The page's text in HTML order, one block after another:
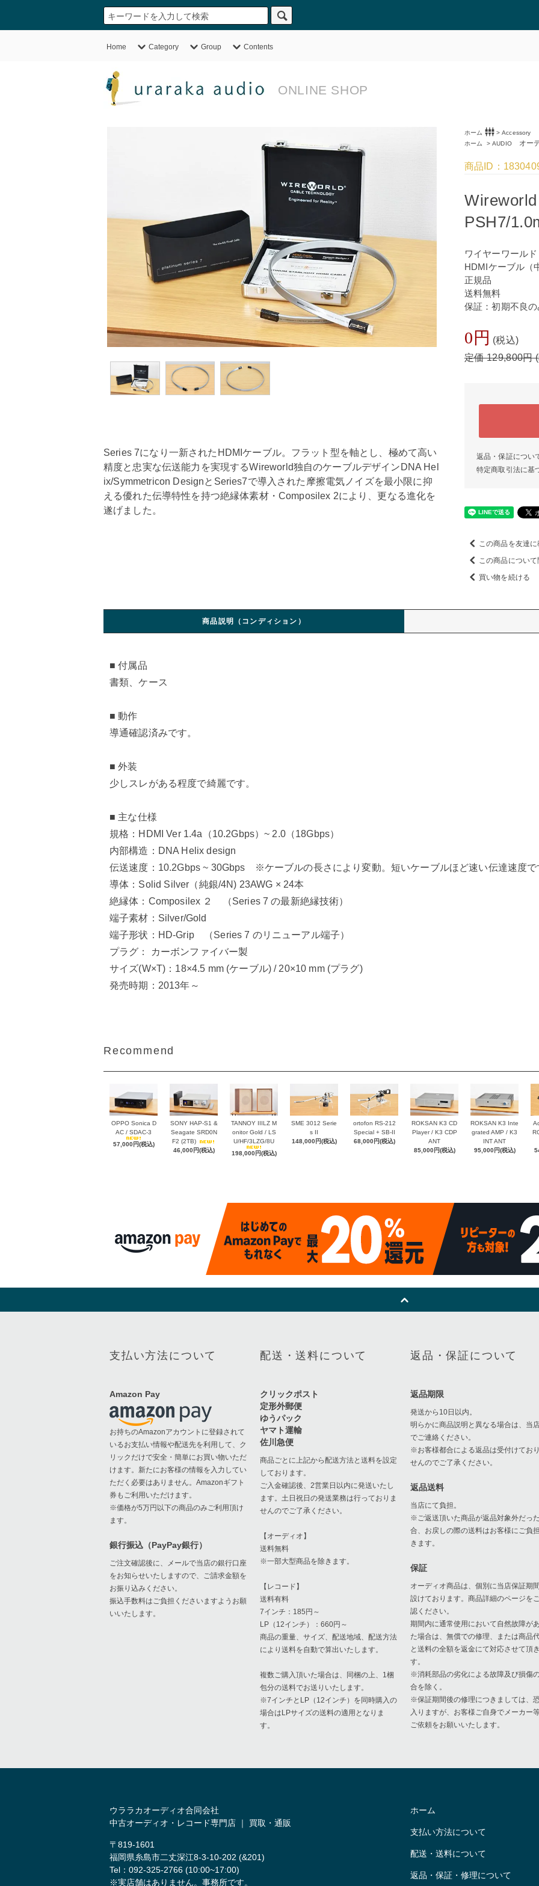
Home Category Group Contents
ONLINE SHOP
Series 7になり一新されたHDMIケーブル。フラット型を軸とし、極めて高い
精度と忠実な伝送能力を実現するWireworld独自のケーブルデザインDNA Hel
ix/Symmetricon DesignとSeries7で導入された摩擦電気ノイズを最小限に抑
える優れた伝導特性を持つ絶縁体素材・Composilex 2により、更なる進化を
遂げました。
ホーム >
settings_input_component Accessory
ホーム >AUDIOオーデ
商品ID：
PSH7/
ワイヤーワールド
HDMIケーブル（
正規品
送料無料
保証：初期不良の
0円 (税込)
定価 129,800円
返品・保証につい
特定商取引法に基
この商品を友達
この商品につい
買い物を続ける
商品説明（コンディション）
■ 付属品
書類、ケース
■ 動作
導通確認済みです。
■ 外装
少しスレがある程度で綺麗です。
■ 主な仕様
規格：HDMI Ver 1.4a（10.2Gbps）~ 2.0（18Gbps）
内部構造：DNA Helix design
伝送速度：10.2Gbps ~ 30Gbps ※ケーブルの長さにより変動。短いケーブルほど速い伝達速度で
導体：Solid Silver（純銀/4N) 23AWG × 24本
絶縁体：Composilex ２ （Series 7 の最新絶縁技術）
端子素材：Silver/Gold
端子形状：HD-Grip （Series 7 のリニューアル端子）
プラグ： カーボンファイバー製
サイズ(W×T)：18×4.5 mm (ケーブル) / 20×10 mm (プラグ)
発売時期：2013年～
Recommend
OPPO Sonica D
AC / SDAC-3
57,000円(税込)
SONY HAP-S1 &
Seagate SRD0N
F2 (2TB)
46,000円(税込)
TANNOY IIILZ M
onitor Gold / LS
U/HF/3LZG/8U
198,000円(税込)
SME 3012 Serie
s II
148,000円(税込)
ortofon RS-212
Special + SB-II
68,000円(税込)
ROKSAN K3 CD
Player / K3 CDP
ANT
85,000円(税込)
ROKSAN K3 Inte
grated AMP / K3
INT ANT
95,000円(税込)
支払い方法について
Amazon Pay
お持ちのAmazonアカウントに登録されて
いるお支払い情報や配送先を利用して、ク
リックだけで安全・簡単にお買い物いただ
けます。新たにお客様の情報を入力してい
ただく必要はありません。Amazonギフト
券もご利用いただけます。
※価格が5万円以下の商品のみご利用頂け
ます。
銀行振込（PayPay銀行）
ご注文確認後に、メールで当店の銀行口座
をお知らせいたしますので、ご請求金額を
お振り込みください。
振込手数料はご負担くださいますようお願
いいたします。
配送・送料について
クリックポスト
定形外郵便
ゆうパック
ヤマト運輸
佐川急便
商品ごとに上記から配送方法と送料を設定
しております。
ご入金確認後、2営業日以内に発送いたし
ます。土日祝日の発送業務は行っておりま
せんのでご了承ください。
【オーディオ】
送料無料
※一部大型商品を除きます。
【レコード】
送料有料
7インチ：185円～
LP（12インチ）：660円～
商品の重量、サイズ、配送地域、配送方法
により送料を自動で算出いたします。
複数ご購入頂いた場合は、同梱の上、1梱
包分の送料でお送りいたします。
※7インチとLP（12インチ）を同時購入の
場合はLPサイズの送料の適用となりま
す。
返品・保証について
返品期限
発送から10日以内。
明らかに商品説明と異なる場合は、当
でご連絡ください。
※お客様都合による返品は受付けてお
せんのでご了承ください。
返品送料
当店にて負担。
※ご返送頂いた商品が返品対象外だっ
合、お戻しの際の送料はお客様にご負
きます。
保証
オーディオ商品は、個別に当店保証期
設けております。商品詳細のページを
認ください。
期間内に通常使用において自然故障が
た場合は、無償での修理、または商品
と送料の全額を返金にて対応させて頂
す。
※消耗部品の劣化による故障及び損傷
合を除く。
※保証期間後の修理につきましては、
入りますが、お客様ご自身でメーカー
ご依頼をお願いいたします。
ウララカオーディオ合同会社
中古オーディオ・レコード専門店 ｜ 買取・通販
〒819-1601
福岡県糸島市二丈深江8-3-10-202 (&201)
Tel：092-325-2766 (10:00~17:00)
※実店舗はありません。事務所です。
ホーム
支払い方法について
配送・送料について
返品・保証・修理について